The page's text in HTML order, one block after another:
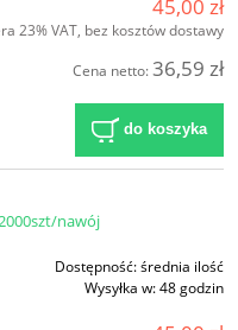
45,00 zł
23% VAT, bez kosztów dostawy
Cena netto:36,59 zł
do koszyka
nawój
Dostępność:średnia ilość
Wysyłka w:48 godzin